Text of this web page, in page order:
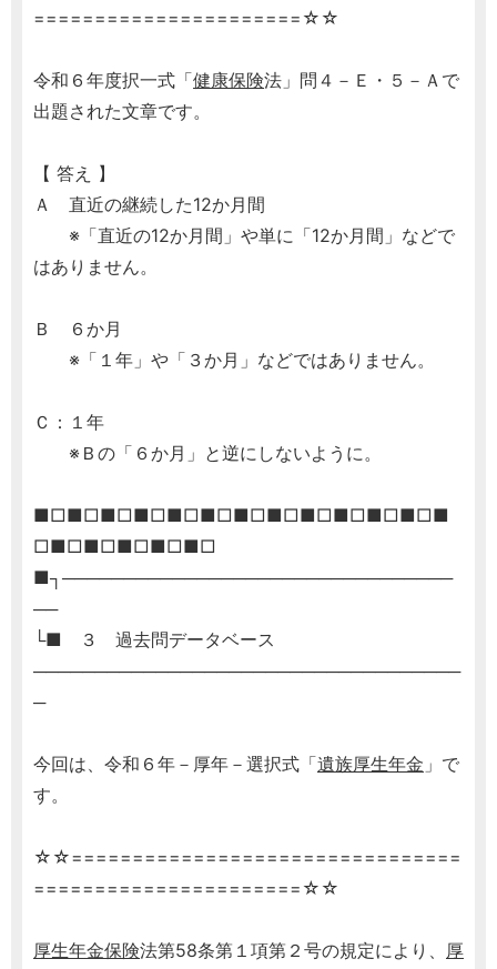
======================☆☆
令和６年度択一式「健康保険法」問４－Ｅ・５－Ａで
出題された文章です。
【 答え 】
Ａ 直近の継続した12か月間
※「直近の12か月間」や単に「12か月間」などで
はありません。
Ｂ ６か月
※「１年」や「３か月」などではありません。
Ｃ：１年
※Ｂの「６か月」と逆にしないように。
■□■□■□■□■□■□■□■□■□■□■□■□■
□■□■□■□■□■□
■┐────────────────────────────────
──
└■ ３ 過去問データベース
───────────────────────────────────
─
今回は、令和６年－厚年－選択式「遺族厚生年金 」で
す。
☆☆================================
======================☆☆
厚生年金保険法第58条第１項第２号の規定により、 厚